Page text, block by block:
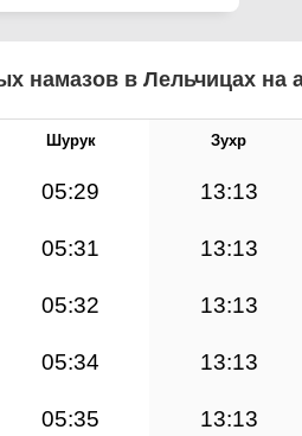
намазов в Лельчицах на
Шурук Зухр
05:29 13:13
05:31 13:13
05:32 13:13
05:34 13:13
05:35 13:13